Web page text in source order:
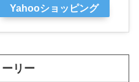
Yahooショッピング
リー